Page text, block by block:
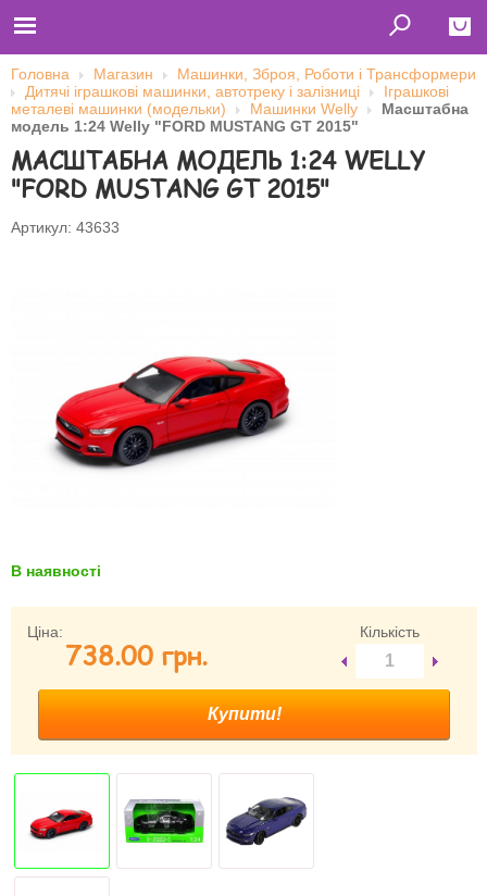
Close
Главная
Футболки
Толстовки (кенгурушки)
Свитшоты
Бейсболки
Запам'ятати мене
Зареєструватися
Головна Магазин
Машинки, Зброя, Роботи і Трансформери
Дитячі іграшкові машинки, автотреку і залізниці
Іграшкові
металеві машинки (модельки)
Машинки Welly
Масштабна
модель 1:24 Welly "FORD MUSTANG GT 2015"
МАСШТАБНА МОДЕЛЬ 1:24 WELLY
"FORD MUSTANG GT 2015"
Артикул: 43633
В наявності
Ціна:
738.00 грн.
Кількість